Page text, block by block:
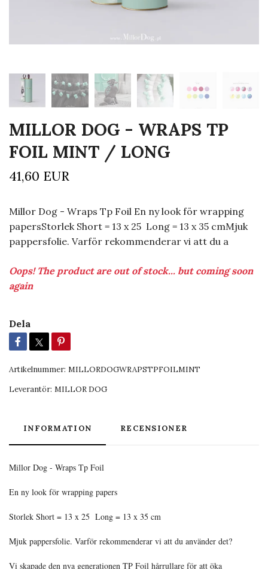
MILLOR DOG - WRAPS TP
FOIL MINT / LONG
41,60 EUR
Millor Dog - Wraps Tp Foil En ny look för wrapping
papersStorlek Short = 13 x 25 Long = 13 x 35 cmMjuk
pappersfolie. Varför rekommenderar vi att du a
Oops! The product are out of stock... but coming soon
again
Dela
Artikelnummer: MILLORDOGWRAPSTPFOILMINT
Leverantör: MILLOR DOG
INFORMATION RECENSIONER
Millor Dog - Wraps Tp Foil
En ny look för wrapping papers
Storlek Short = 13 x 25 Long = 13 x 35 cm
Mjuk pappersfolie. Varför rekommenderar vi att du använder det?
Vi skapade den nya generationen TP Foil hårrullare för att öka